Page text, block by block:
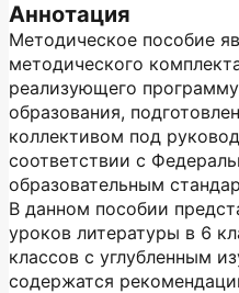
Аннотация
Методическое пособие
методического
реализующего
образования,
коллективом под
соответствии с
образовательным
В данном пособии
уроков литературы в 6
классов с углубленным
содержатся